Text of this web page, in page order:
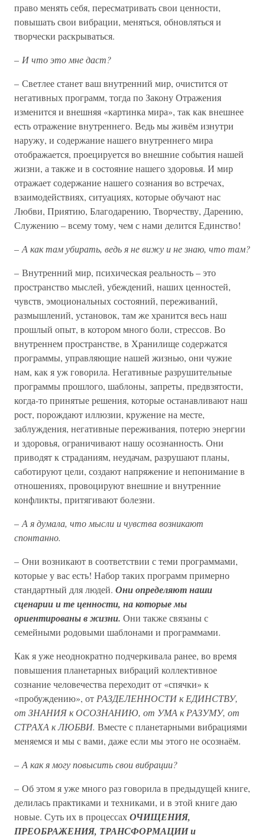
право менять себя, пересматривать свои ценности,
повышать свои вибрации, меняться, обновляться и
творчески раскрываться.
– И что это мне даст?
– Светлее станет ваш внутренний мир, очистится от
негативных программ, тогда по Закону Отражения
изменится и внешняя «картинка мира», так как внешнее
есть отражение внутреннего. Ведь мы живём изнутри
наружу, и содержание нашего внутреннего мира
отображается, проецируется во внешние события нашей
жизни, а также и в состояние нашего здоровья. И мир
отражает содержание нашего сознания во встречах,
взаимодействиях, ситуациях, которые обучают нас
Любви, Приятию, Благодарению, Творчеству, Дарению,
Служению – всему тому, чем с нами делится Единство!
– А как там убирать, ведь я не вижу и не знаю, что там?
– Внутренний мир, психическая реальность – это
пространство мыслей, убеждений, наших ценностей,
чувств, эмоциональных состояний, переживаний,
размышлений, установок, там же хранится весь наш
прошлый опыт, в котором много боли, стрессов. Во
внутреннем пространстве, в Хранилище содержатся
программы, управляющие нашей жизнью, они чужие
нам, как я уж говорила. Негативные разрушительные
программы прошлого, шаблоны, запреты, предвзятости,
когда-то принятые решения, которые останавливают наш
рост, порождают иллюзии, кружение на месте,
заблуждения, негативные переживания, потерю энергии
и здоровья, ограничивают нашу осознанность. Они
приводят к страданиям, неудачам, разрушают планы,
саботируют цели, создают напряжение и непонимание в
отношениях, провоцируют внешние и внутренние
конфликты, притягивают болезни.
– А я думала, что мысли и чувства возникают
спонтанно.
– Они возникают в соответствии с теми программами,
которые у вас есть! Набор таких программ примерно
стандартный для людей. Они определяют наши
сценарии и те ценности, на которые мы
ориентированы в жизни. Они также связаны с
семейными родовыми шаблонами и программами.
Как я уже неоднократно подчеркивала ранее, во время
повышения планетарных вибраций коллективное
сознание человечества переходит от «спячки» к
«пробуждению», от РАЗДЕЛЕННОСТИ к ЕДИНСТВУ,
от ЗНАНИЯ к ОСОЗНАНИЮ, от УМА к РАЗУМУ, от
СТРАХА к ЛЮБВИ. Вместе с планетарными вибрациями
меняемся и мы с вами, даже если мы этого не осознаём.
– А как я могу повысить свои вибрации?
– Об этом я уже много раз говорила в предыдущей книге,
делилась практиками и техниками, и в этой книге даю
новые. Суть их в процессахОЧИЩЕНИЯ,
ПРЕОБРАЖЕНИЯ, ТРАНСФОРМАЦИИ и